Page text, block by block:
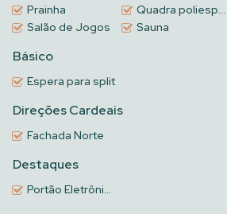
Prainha
Quadra poliesportiva
Salão de Jogos
Sauna
Básico
Espera para split
Direções Cardeais
Fachada Norte
Destaques
Portão Eletrônico